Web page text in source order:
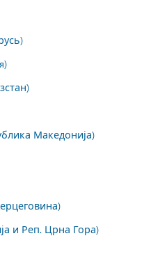
Македонија)
и Реп. Црна Гора)